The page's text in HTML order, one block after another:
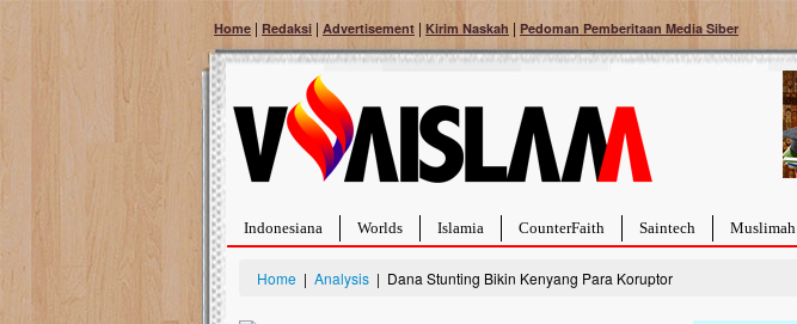
Home | Redaksi | Advertisement | Kirim Naskah | Pedoman Pemberitaan Media Siber
Indonesiana Worlds Islamia CounterFaith Saintech Muslimah
Home | Analysis | Dana Stunting Bikin Kenyang Para Koruptor